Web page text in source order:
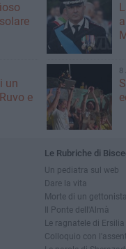
un
e
8
Le Rubriche di
Un pediatra sul web
Dare la vita
Morte di un gettonista
Il Ponte dell'Almà
Le ragnatele di Ersilia
Colloquio con